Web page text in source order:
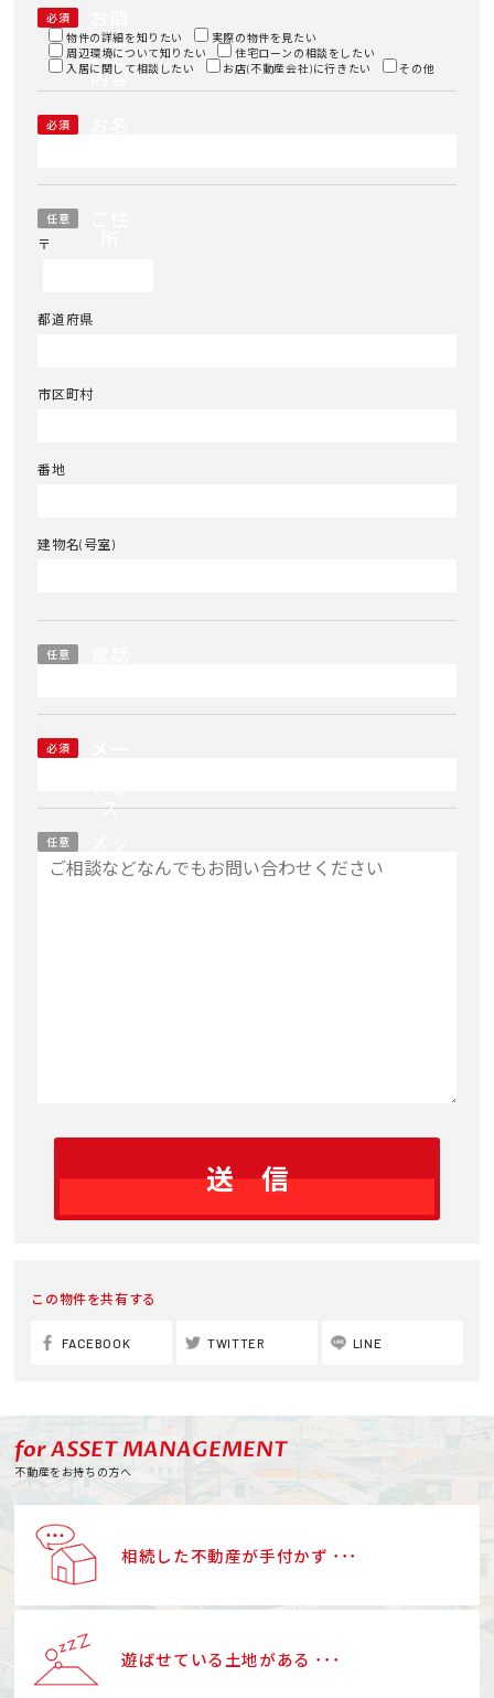
必須
い合
わせ
内容
物件の詳細を知りたい
実際の物件を見たい
周辺環境について知りたい
住宅ローンの相談をしたい
入居に関して相談したい
お店(不動産会社)に行きたい その他
必須
任意
〒
都道府県
市区町村
番地
建物名(号室)
任意
必須
ス
任意
セー
ジ
この物件を共有する
FACEBOOK TWITTER LINE
for ASSET MANAGEMENT
不動産をお持ちの方へ
相続した不動産が手付かず ･･･
遊ばせている土地がある ･･･